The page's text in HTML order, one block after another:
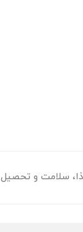
سلامت و تحصیل